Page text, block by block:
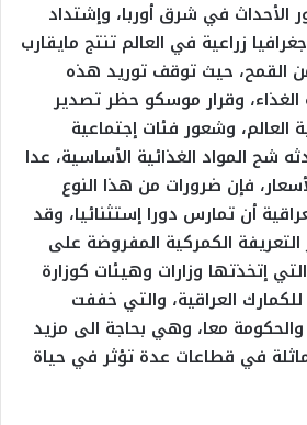
الأحداث في شرق أوربا، وإشتداد
زراعية في العالم تنتج مايقارب
القمح، حيث توقف توريد هذه
وقرار موسكو حظر تصدير
العالم، وشعور فئات إجتماعية
شح المواد الغذائية الأساسية، عدا
فإن ضرورات من هذا النوع
أن تمارس دورا إستثنائيا، وقد
الكمركية المفروضة على
إتخذتها وزارات وهيئات كوزارة
للكمارك العراقية، والتي خففت
معا، وهي بحاجة الى مزيد
في قطاعات عدة تؤثر في حياة